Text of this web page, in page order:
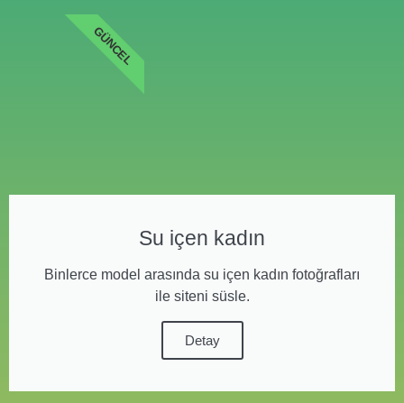
Su içen kadın
Binlerce model arasında su içen kadın fotoğrafları
ile siteni süsle.
Detay
GÜNCEL